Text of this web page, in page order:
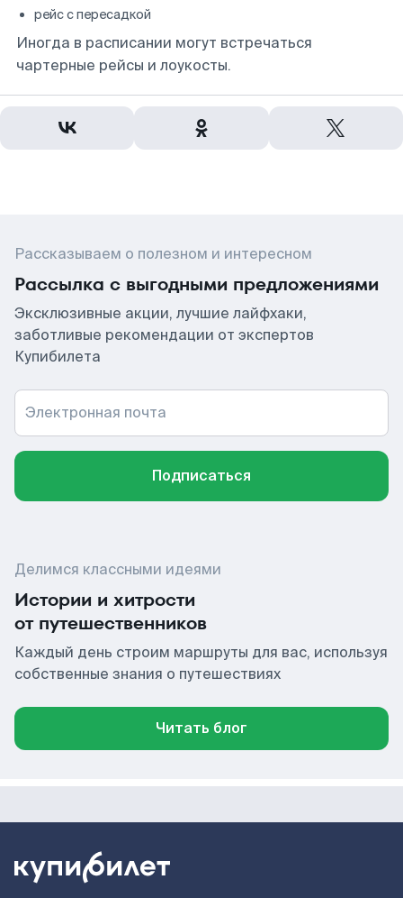
рейс с пересадкой
Иногда в расписании могут встречаться
чартерные рейсы и лоукосты.
Рассказываем о полезном и интересном
Рассылка с выгодными предложениями
Эксклюзивные акции, лучшие лайфхаки,
заботливые рекомендации от экспертов
Купибилета
Электронная почта
Подписаться
Делимся классными идеями
Истории и хитрости
от путешественников
Каждый день строим маршруты для вас, используя
собственные знания о путешествиях
Читать блог